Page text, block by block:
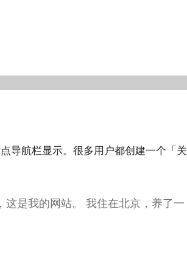
导航栏显示。很多用户都创建一个「关
是我的网站。 我住在北京，养了一